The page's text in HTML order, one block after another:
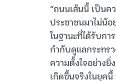
“ถนนเส้นนี้ เป็นค
ประชาชนมาไม่น้
ในฐานะที่ได้รับก
กำกับดูแลกระทร
ความตั้งใจอย่าง
เกิดขึ้นจริงในยุค